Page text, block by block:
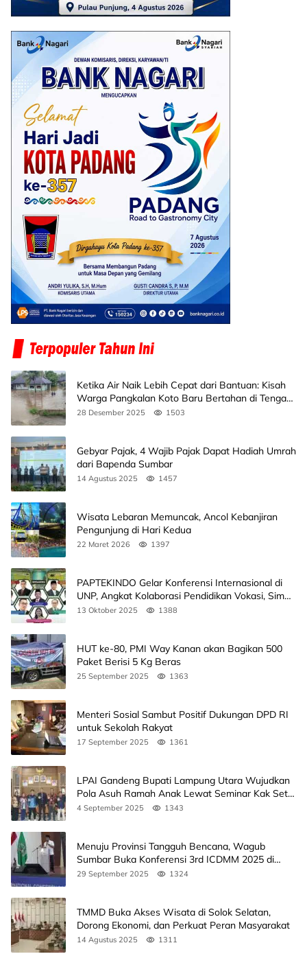
Ketika Air Naik Lebih Cepat dari Bantuan: Kisah
Warga Pangkalan Koto Baru Bertahan di Tengah
Banjir
28 Desember 2025 1503
Gebyar Pajak, 4 Wajib Pajak Dapat Hadiah Umrah
dari Bapenda Sumbar
14 Agustus 2025 1457
Wisata Lebaran Memuncak, Ancol Kebanjiran
Pengunjung di Hari Kedua
22 Maret 2026 1397
PAPTEKINDO Gelar Konferensi Internasional di
UNP, Angkat Kolaborasi Pendidikan Vokasi, Simak
Agendanya
13 Oktober 2025 1388
HUT ke-80, PMI Way Kanan akan Bagikan 500
Paket Berisi 5 Kg Beras
25 September 2025 1363
Menteri Sosial Sambut Positif Dukungan DPD RI
untuk Sekolah Rakyat
17 September 2025 1361
LPAI Gandeng Bupati Lampung Utara Wujudkan
Pola Asuh Ramah Anak Lewat Seminar Kak Seto,
Ini Jadwalnya
4 September 2025 1343
Menuju Provinsi Tangguh Bencana, Wagub
Sumbar Buka Konferensi 3rd ICDMM 2025 di
Unand
29 September 2025 1324
TMMD Buka Akses Wisata di Solok Selatan,
Dorong Ekonomi, dan Perkuat Peran Masyarakat
14 Agustus 2025 1311